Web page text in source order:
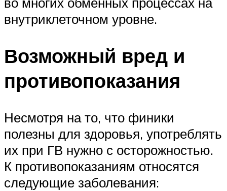
внутриклеточном уровне.
Возможный вред и
противопоказания
Несмотря на то, что финики
полезны для здоровья, употреблять
их при ГВ нужно с осторожностью.
К противопоказаниям относятся
следующие заболевания: